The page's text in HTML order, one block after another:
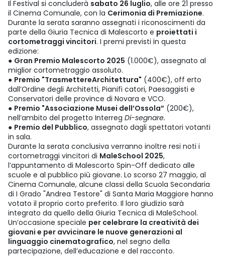
Il Festival si concluderà sabato 26 luglio, alle ore 21 presso
il Cinema Comunale, con la Cerimonia di Premiazione.
Durante la serata saranno assegnati i riconoscimenti da
parte della Giuria Tecnica di Malescorto e proiettati i
cortometraggi vincitori. I premi previsti in questa
edizione:
● Gran Premio Malescorto 2025 (1.000€), assegnato al
miglior cortometraggio assoluto.
● Premio "TrasmettereArchitettura" (400€), off erto
dall’Ordine degli Architetti, Pianifi catori, Paesaggisti e
Conservatori delle province di Novara e VCO.
● Premio "Associazione Musei dell’Ossola” (200€),
nell’ambito del progetto Interreg Di-segnare.
● Premio del Pubblico, assegnato dagli spettatori votanti
in sala.
Durante la serata conclusiva verranno inoltre resi noti i
cortometraggi vincitori di MaleSchool 2025,
l’appuntamento di Malescorto Spin-Off dedicato alle
scuole e al pubblico più giovane. Lo scorso 27 maggio, al
Cinema Comunale, alcune classi della Scuola Secondaria
di I Grado "Andrea Testore" di Santa Maria Maggiore hanno
votato il proprio corto preferito. Il loro giudizio sarà
integrato da quello della Giuria Tecnica di MaleSchool.
Un’occasione speciale per celebrare la creatività dei
giovani e per avvicinare le nuove generazioni al
linguaggio cinematografico, nel segno della
partecipazione, dell’educazione e del racconto.